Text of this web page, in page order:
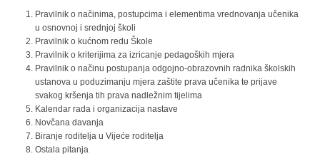
Pravilnik o načinima, postupcima i elementima vrednovanja učenika
u osnovnoj i srednjoj školi
Pravilnik o kućnom redu Škole
Pravilnik o kriterijima za izricanje pedagoških mjera
Pravilnik o načinu postupanja odgojno-obrazovnih radnika školskih
ustanova u poduzimanju mjera zaštite prava učenika te prijave
svakog kršenja tih prava nadležnim tijelima
Kalendar rada i organizacija nastave
Novčana davanja
Biranje roditelja u Vijeće roditelja
Ostala pitanja